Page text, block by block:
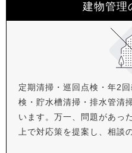
建物管理
定期清掃・巡回点検・年2
検・貯水槽清掃・排水管清
います。万一、問題があっ
上で対応策を提案し、相談